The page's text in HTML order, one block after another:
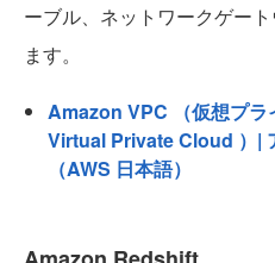
ーブル、ネットワークゲー
ます。
Amazon VPC （仮想プ
Virtual Private Cloud ）|
（AWS 日本語）